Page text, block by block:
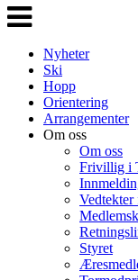
Veksle
navigasjon
Nyheter
Ski
Hopp
Orientering
Arrangementer
Om oss
Om oss
Frivillig i
Styret